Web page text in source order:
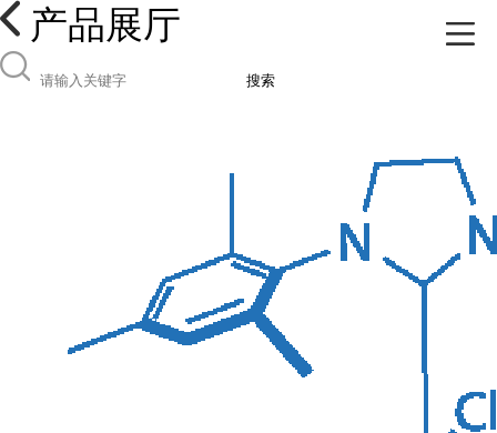
产品展厅
搜索